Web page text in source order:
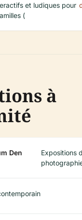
et ludiques pour
(
à
Den
Expositions